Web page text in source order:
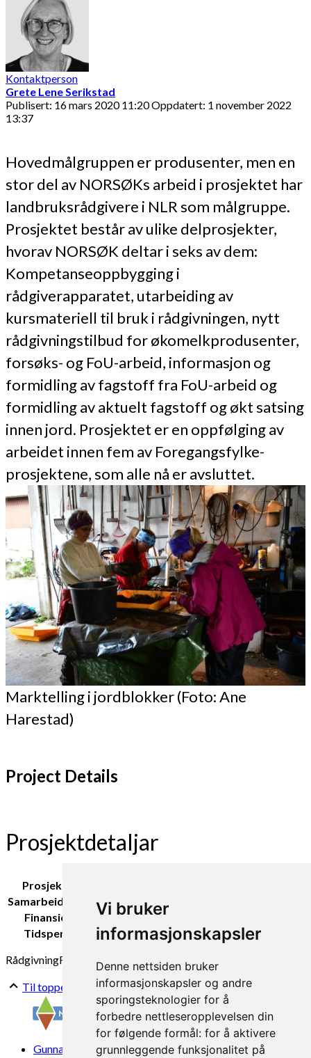
Vi bruker
informasjonskapsler
Denne nettsiden bruker
informasjonskapsler og andre
sporingsteknologier for å
forbedre nettleseropplevelsen din
for følgende formål: for å aktivere
grunnleggende funksjonalitet på
Kontaktperson
Grete Lene Serikstad
Publisert: 16 mars 2020 11:20Oppdatert: 1 november 2022
13:37
Hovedmålgruppen er produsenter, men en
stor del av NORSØKs arbeid i prosjektet har
landbruksrådgivere i NLR som målgruppe.
Prosjektet består av ulike delprosjekter,
hvorav NORSØK deltar i seks av dem:
Kompetanseoppbygging i
rådgiverapparatet, utarbeiding av
kursmateriell til bruk i rådgivningen, nytt
rådgivningstilbud for økomelkprodusenter,
forsøks- og FoU-arbeid, informasjon og
formidling av fagstoff fra FoU-arbeid og
formidling av aktuelt fagstoff og økt satsing
innen jord. Prosjektet er en oppfølging av
arbeidet innen fem av Foregangsfylke-
prosjektene, som alle nå er avsluttet.
Marktelling i jordblokker (Foto: Ane
Harestad)
Project Details
Prosjektdetaljar
Prosjektleiar:
Samarbeidspartar: Norsk landbruksrådgiving
Finansiering:
Landbruksdirektoratet
Tidsperiode:
2020-2022
RådgivningFeltforsøk FormidlingNLR
Til toppen
Gunnars veg 6, 6630 Tingvoll